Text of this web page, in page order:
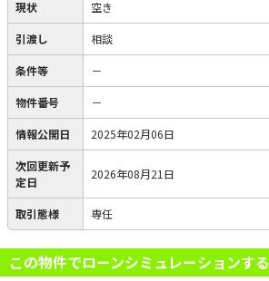
現状 空き
引渡し 相談
条件等 －
物件番号 －
情報公開日 2025年02月06日
次回更新予
定日
2026年08月21日
取引態様 専任
この物件でローンシミュレーションする